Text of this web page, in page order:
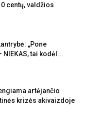
centų, valdžios
„Pone
tai kodėl...
artėjančio
krizės akivaizdoje